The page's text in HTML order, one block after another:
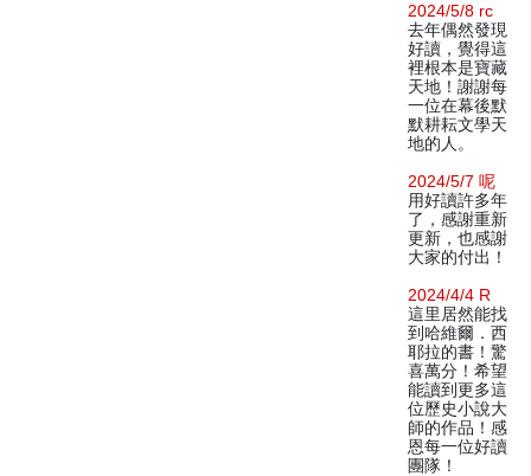
2024/5/8 rc
去年偶然發現
好讀，覺得這
裡根本是寶藏
天地！謝謝每
一位在幕後默
默耕耘文學天
地的人。
2024/5/7 呢
用好讀許多年
了，感謝重新
更新，也感謝
大家的付出！
2024/4/4 R
這里居然能找
到哈維爾．西
耶拉的書！驚
喜萬分！希望
能讀到更多這
位歷史小說大
師的作品！感
恩每一位好讀
團隊！